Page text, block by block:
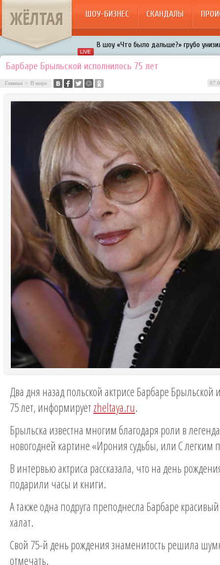
ЖЁЛТАЯ ШОУ-БИЗНЕС СКАНДАЛЫ
В шоу «Что было дальше?» грубо
Авербух зарождает в Бузовой новый
«Мужик на 200%»: Тарзан признался,
воровками
Расстались Энрике Иглесиас и Анна
Барбаре Брыльской исполнилось 75 лет
Главная > В мире
Два дня назад польской актрисе Барбаре Брыльской
75 лет, информируетzheltaya.ru.
Брыльска известна многим благодаря роли в
новогодней картине «Ирония судьбы, или С легким
В интервью актриса рассказала, что на день
подарили часы и книги.
А также одна подруга преподнесла Барбаре
халат.
Свой 75-й день рождения знаменитость решила
отмечать.